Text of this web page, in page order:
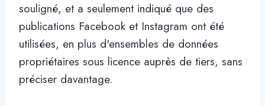
souligné, et a seulement indiqué que des
publications Facebook et Instagram ont été
utilisées, en plus d'ensembles de données
propriétaires sous licence auprès de tiers, sans
préciser davantage.